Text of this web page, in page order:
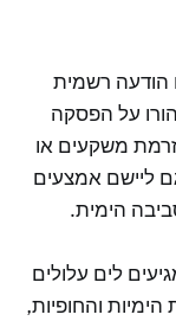
הודעה רשמית
על הפסקה
משקעים או
ליישם אמצעים
הימית.
לים עלולים
והחופיות,